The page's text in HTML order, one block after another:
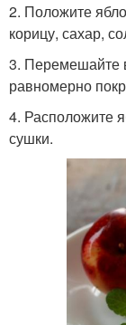
2. Положите
корицу, сахар,
3. Перемешайте
равномерно
4. Расположите
сушки.